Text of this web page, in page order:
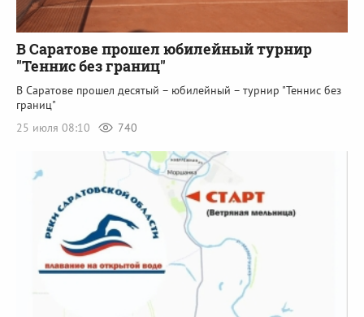
В Саратове прошел юбилейный турнир
"Теннис без границ"
В Саратове прошел десятый – юбилейный – турнир "Теннис без
границ"
25 июля 08:10
740